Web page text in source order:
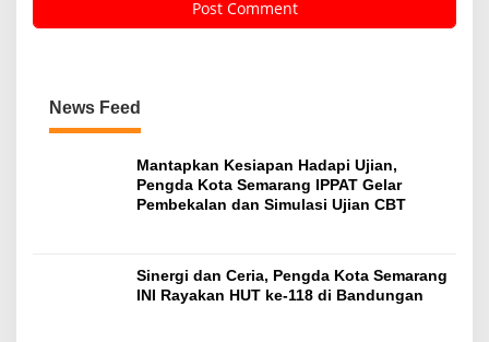
News Feed
Mantapkan Kesiapan Hadapi Ujian,
Pengda Kota Semarang IPPAT Gelar
Pembekalan dan Simulasi Ujian CBT
Sinergi dan Ceria, Pengda Kota Semarang
INI Rayakan HUT ke-118 di Bandungan